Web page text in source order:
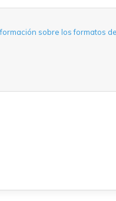
sobre los formatos